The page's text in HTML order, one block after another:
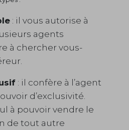
: il vous autorise à
agents
à chercher vous-
: il confère à l’agent
d’exclusivité.
à pouvoir vendre le
de tout autre